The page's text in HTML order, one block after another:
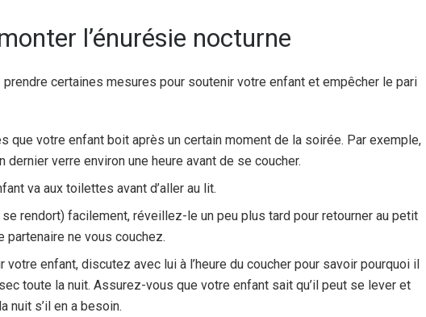
l’énurésie nocturne
prendre certaines mesures pour soutenir votre enfant et empêcher le pari
que votre enfant boit après un certain moment de la soirée. Par exemple,
verre environ une heure avant de se coucher.
va aux toilettes avant d’aller au lit.
rendort) facilement, réveillez-le un peu plus tard pour retourner au petit
partenaire ne vous couchez.
enfant, discutez avec lui à l’heure du coucher pour savoir pourquoi il
toute la nuit. Assurez-vous que votre enfant sait qu’il peut se lever et
nuit s’il en a besoin.